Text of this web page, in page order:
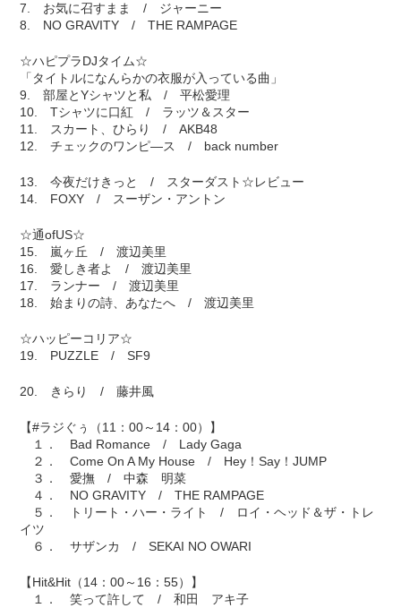
7. お気に召すまま / ジャーニー
8. NO GRAVITY / THE RAMPAGE
☆ハピプラDJタイム☆
「タイトルになんらかの衣服が入っている曲」
9. 部屋とYシャツと私 / 平松愛理
10. Tシャツに口紅 / ラッツ＆スター
11. スカート、ひらり / AKB48
12. チェックのワンピ―ス / back number
13. 今夜だけきっと / スターダスト☆レビュー
14. FOXY / スーザン・アントン
☆通ofUS☆
15. 嵐ヶ丘 / 渡辺美里
16. 愛しき者よ / 渡辺美里
17. ランナー / 渡辺美里
18. 始まりの詩、あなたへ / 渡辺美里
☆ハッピーコリア☆
19. PUZZLE / SF9
20. きらり / 藤井風
【#ラジぐぅ（11：00～14：00）】
１． Bad Romance / Lady Gaga
２． Come On A My House / Hey！Say！JUMP
３． 愛撫 / 中森 明菜
４． NO GRAVITY / THE RAMPAGE
５． トリート・ハー・ライト / ロイ・ヘッド＆ザ・トレ
イツ
６． サザンカ / SEKAI NO OWARI
【Hit&Hit（14：00～16：55）】
１． 笑って許して / 和田 アキ子